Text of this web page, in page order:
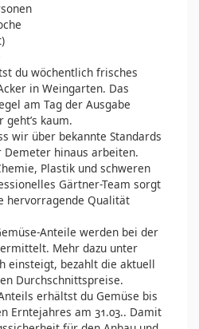
du wöchentlich frisches
in Weingarten. Das
am Tag der Ausgabe
kaum.
wir über bekannte Standards
Demeter hinaus arbeiten.
Plastik und schweren
Gärtner-Team sorgt
hervorragende Qualität
Anteile werden bei der
Mehr dazu unter
einsteigt, bezahlt die aktuell
Durchschnittspreise.
erhältst du Gemüse bis
Erntejahres am 31.03.. Damit